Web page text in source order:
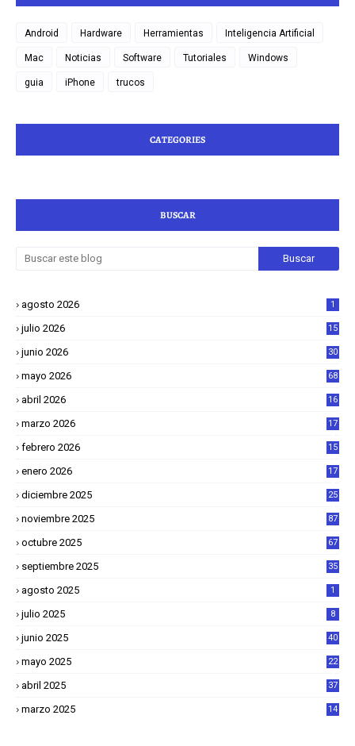
Android Hardware Herramientas Inteligencia Artificial
Mac Noticias Software Tutoriales Windows
guia iPhone trucos
CATEGORIES
BUSCAR
agosto 2026 1
julio 2026 15
junio 2026 30
mayo 2026 68
abril 2026
16
marzo 2026
17
febrero 2026
15
enero 2026
17
diciembre 2025
25
noviembre 2025 87
octubre 2025 67
septiembre 2025 35
agosto 2025 1
julio 2025 8
junio 2025 40
mayo 2025
22
abril 2025
37
marzo 2025
14